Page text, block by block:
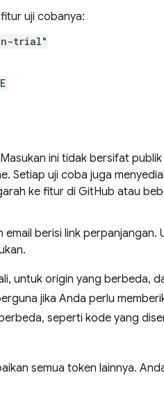
uji cobanya:
trial"
ini tidak bersifat
Setiap uji coba juga
ke fitur di GitHub atau
berisi link perpanjangan.
untuk origin yang berbeda,
jika Anda perlu
seperti kode yang
semua token lainnya.